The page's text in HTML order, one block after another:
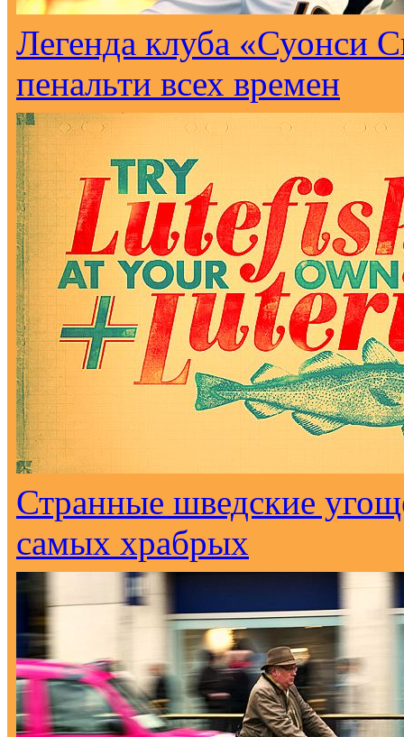
Легенда клуба «Суонси
пенальти всех времен
Странные шведские
самых храбрых